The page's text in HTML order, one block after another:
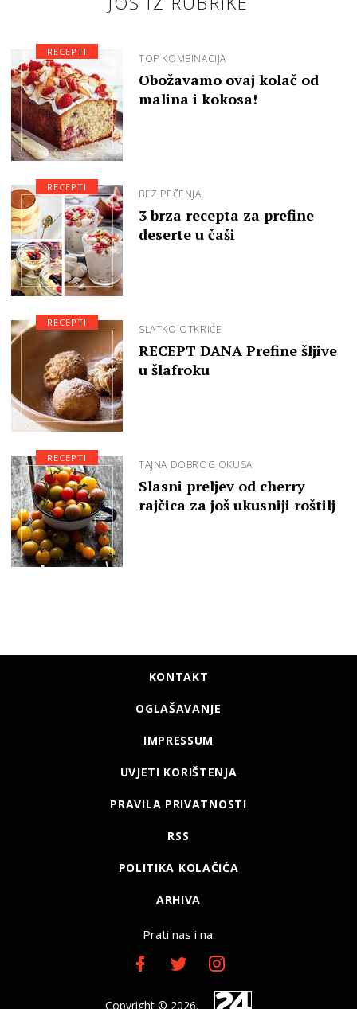
TOP KOMBINACIJA
Obožavamo ovaj kolač od
malina i kokosa!
RECEPTI
BEZ PEČENJA
3 brza recepta za prefine
deserte u čaši
RECEPTI
SLATKO OTKRIĆE
RECEPT DANA Prefine šljive
u šlafroku
RECEPTI
TAJNA DOBROG OKUSA
Slasni preljev od cherry
rajčica za još ukusniji roštilj
RECEPTI
KONTAKT
OGLAŠAVANJE
IMPRESSUM
UVJETI KORIŠTENJA
PRAVILA PRIVATNOSTI
RSS
POLITIKA KOLAČIĆA
ARHIVA
Prati nas i na:
Copyright © 2026.